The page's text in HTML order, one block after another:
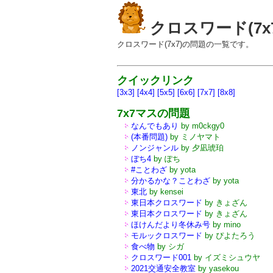
クロスワード
クロスワード(7x7)の問題の一覧です。
クイックリンク
[3x3] [4x4] [5x5] [6x6] [7x7] [8x8]
7x7マスの問題
なんでもあり by m0ckgy0
(本番問題) by ミノヤマト
ノンジャンル by 夕凪琥珀
ぼち4 by ぽち
#ことわざ by yota
分かるかな？ことわざ by yota
東北 by kensei
東日本クロスワード by きょざん
東日本クロスワード by きょざん
ほけんだより冬休み号 by mino
モルックロスワード by ぴよたろう
食べ物 by シガ
クロスワード001 by イズミシュウヤ
2021交通安全教室 by yasekou